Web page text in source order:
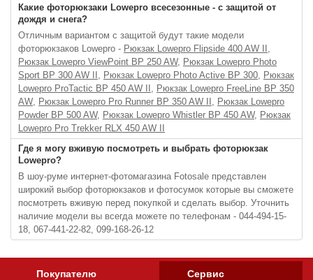
Какие фоторюкзаки Lowepro всесезонные - с защитой от
дождя и снега?
Отличным вариантом с защитой будут такие модели
фоторюкзаков Lowepro - Рюкзак Lowepro Flipside 400 AW II ,
Pюкзак Lowepro ViewPoint BP 250 AW, Рюкзак Lowepro Photo
Sport BP 300 AW II , Рюкзак Lowepro Photo Active BP 300, Рюкзак
Lowepro ProTactic BP 450 AW II , Рюкзак Lowepro FreeLine BP 350
AW, Рюкзак Lowepro Pro Runner BP 350 AW II , Рюкзак Lowepro
Powder BP 500 AW, Рюкзак Lowepro Whistler BP 450 AW, Рюкзак
Lowepro Pro Trekker RLX 450 AW II
Где я могу вживую посмотреть и выбрать фоторюкзак
Lowepro?
В шоу-руме интернет-фотомагазина Fotosale представлен
широкий выбор фоторюкзаков и фотосумок которые вы сможете
посмотреть вживую перед покупкой и сделать выбор. Уточнить
наличие модели вы всегда можете по телефонам - 044-494-15-
18, 067-441-22-82, 099-168-26-12
Покупателю Сервис